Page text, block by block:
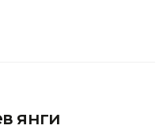
янги